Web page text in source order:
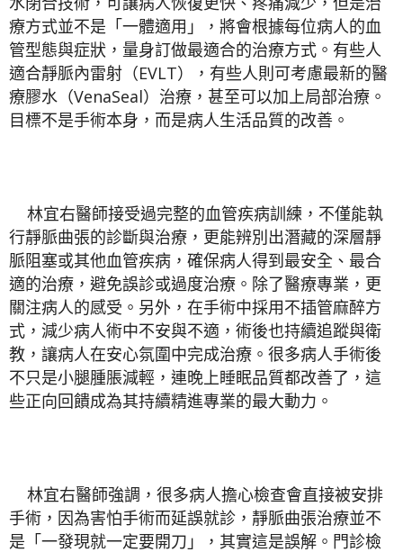
療方式並不是「一體適用」，將會根據每位病人的血
管型態與症狀，量身訂做最適合的治療方式。有些人
適合靜脈內雷射（EVLT），有些人則可考慮最新的醫
療膠水（VenaSeal）治療，甚至可以加上局部治療。
目標不是手術本身，而是病人生活品質的改善。
林宜右醫師接受過完整的血管疾病訓練，不僅能執
行靜脈曲張的診斷與治療，更能辨別出潛藏的深層靜
脈阻塞或其他血管疾病，確保病人得到最安全、最合
適的治療，避免誤診或過度治療。除了醫療專業，更
關注病人的感受。另外，在手術中採用不插管麻醉方
式，減少病人術中不安與不適，術後也持續追蹤與衛
教，讓病人在安心氛圍中完成治療。很多病人手術後
不只是小腿腫脹減輕，連晚上睡眠品質都改善了，這
些正向回饋成為其持續精進專業的最大動力。
林宜右醫師強調，很多病人擔心檢查會直接被安排
手術，因為害怕手術而延誤就診，靜脈曲張治療並不
是「一發現就一定要開刀」，其實這是誤解。門診檢